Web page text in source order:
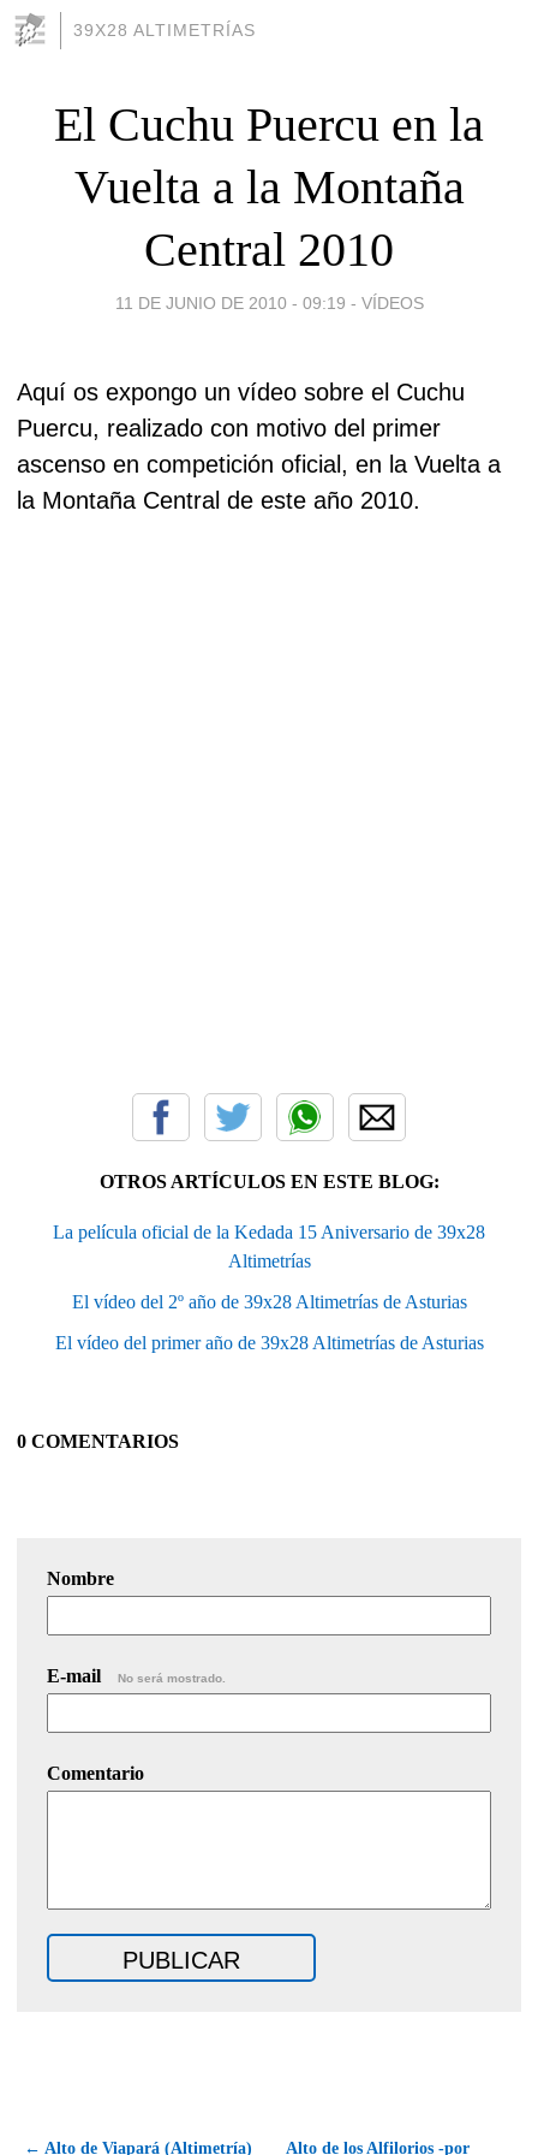
39X28 ALTIMETRÍAS
El Cuchu Puercu en la
Vuelta a la Montaña
Central 2010
11 DE JUNIO DE 2010 - 09:19 - VÍDEOS
Aquí os expongo un vídeo sobre el Cuchu
Puercu, realizado con motivo del primer
ascenso en competición oficial, en la Vuelta a
la Montaña Central de este año 2010.
OTROS ARTÍCULOS EN ESTE BLOG:
La película oficial de la Kedada 15 Aniversario de 39x28
Altimetrías
El vídeo del 2º año de 39x28 Altimetrías de Asturias
El vídeo del primer año de 39x28 Altimetrías de Asturias
0 COMENTARIOS
Nombre
E-mail No será mostrado.
Comentario
← Alto de Viapará (Altimetría) Alto de los Alfilorios -por